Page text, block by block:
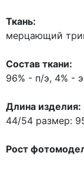
Ткань:
мерцающий
Состав ткани:
96% - п/э, 4% -
Длина изделия:
44/54 размер:
Рост